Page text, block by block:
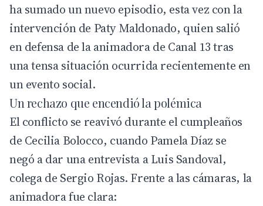
ha sumado un nuevo episodio, esta vez con la
intervención de Paty Maldonado, quien salió
en defensa de la animadora de Canal 13 tras
una tensa situación ocurrida recientemente en
un evento social.
Un rechazo que encendió la polémica
El conflicto se reavivó durante el cumpleaños
de Cecilia Bolocco, cuando Pamela Díaz se
negó a dar una entrevista a Luis Sandoval,
colega de Sergio Rojas. Frente a las cámaras, la
animadora fue clara: